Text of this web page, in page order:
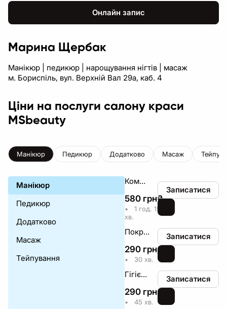
Онлайн запис
Марина Щербак
Манікюр | педикюр | нарощування нігтів | масаж
м. Бориспіль, вул. Верхній Вал 29а, каб. 4
Ціни на послуги салону краси
MSbeauty
Манікюр Педикюр Додатково Масаж
Манікюр
Педикюр
Додатково
Масаж
Тейпування
Комплекс (манікюр/зняття/гель-лак)
580 грн₴
•
1 год. 15
хв.
Записатися
Покриття гель-лаком
290 грн₴
• 30 хв.
Записатися
Гігієнічний манікюр
290 грн₴
• 45 хв.
Записатися